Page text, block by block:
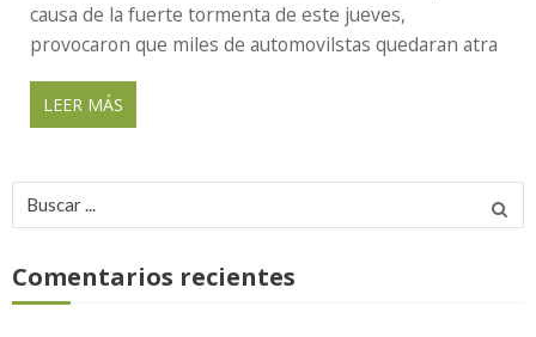
causa de la fuerte tormenta de este jueves,
provocaron que miles de automovilstas quedaran atra
LEER MÁS
Buscar
por:
Comentarios recientes